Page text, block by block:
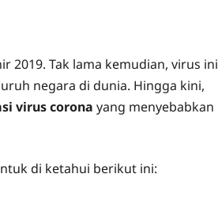
2019. Tak lama kemudian, virus ini
negara di dunia. Hingga kini,
virus corona yang menyebabkan
di ketahui berikut ini: